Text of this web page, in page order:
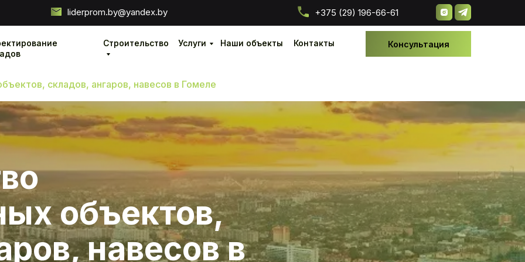
Контакты
Контакты
Услуги
Услуги
Строительство
Строительство Наши объекты
Наши объекты Консультация
+375 (29) 196-66-61
liderprom.by@yandex.by
складов, ангаров, навесов в Гомеле
объектов,
навесов в